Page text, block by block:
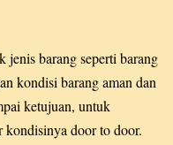
barang seperti barang
kondisi barang aman dan
ketujuan, untuk
kondisinya door to door.